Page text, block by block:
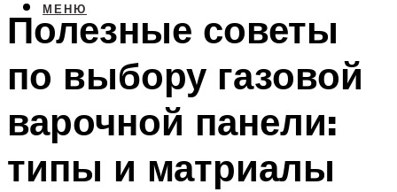
МЕНЮ
Полезные советы
по выбору газовой
варочной панели:
типы и матриалы